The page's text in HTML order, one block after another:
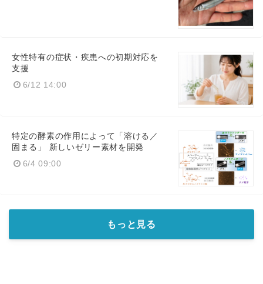
女性特有の症状・疾患への初期対応を
支援
6/12 14:00
特定の酵素の作用によって「溶ける／
固まる」 新しいゼリー素材を開発
6/4 09:00
もっと見る